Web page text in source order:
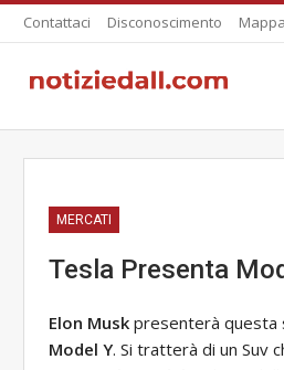
Contattaci Disconoscimento
MERCATI
Tesla Presenta
Elon Musk presenterà questa
Model Y. Si tratterà di un Suv